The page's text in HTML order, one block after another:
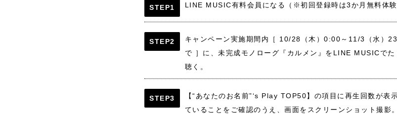
STEP1 LINE MUSIC有料会員になる（※初回登録時は3か月無料体験
STEP2
キャンペーン実施期間内［ 10/28（木）0:00～11/3（水）
で ］に、未完成モノローグ『カルメン』をLINE MUSICでた
聴く。
STEP3
【“あなたのお名前”‘s Play TOP50】の項目に再生回数が表
ていることをご確認のうえ、画面をスクリーンショット撮影。